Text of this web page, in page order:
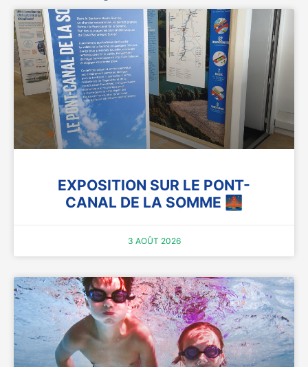
EXPOSITION SUR LE PONT-
CANAL DE LA SOMME 🌉
3 AOÛT 2026